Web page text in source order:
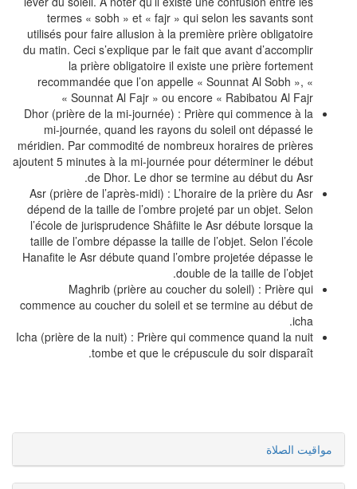
termes « sobh » et « fajr » qui selon les savants sont
utilisés pour faire allusion à la première prière obligatoire
du matin. Ceci s’explique par le fait que avant d’accomplir
la prière obligatoire il existe une prière fortement
recommandée que l’on appelle « Sounnat Al Sobh », «
Sounnat Al Fajr » ou encore « Rabibatou Al Fajr »
Dhor (prière de la mi-journée) : Prière qui commence à la
mi-journée, quand les rayons du soleil ont dépassé le
méridien. Par commodité de nombreux horaires de prières
ajoutent 5 minutes à la mi-journée pour déterminer le début
de Dhor. Le dhor se termine au début du Asr.
Asr (prière de l’après-midi) : L’horaire de la prière du Asr
dépend de la taille de l’ombre projeté par un objet. Selon
l’école de jurisprudence Shâfiite le Asr débute lorsque la
taille de l’ombre dépasse la taille de l’objet. Selon l’école
Hanafite le Asr débute quand l’ombre projetée dépasse le
double de la taille de l’objet.
Maghrib (prière au coucher du soleil) : Prière qui
commence au coucher du soleil et se termine au début de
Icha (prière de la nuit) : Prière qui commence quand la nuit
tombe et que le crépuscule du soir disparaît.
مواقيت الصلاة